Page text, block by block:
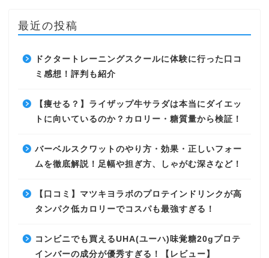
最近の投稿
ドクタートレーニングスクールに体験に行った口コ
ミ感想！評判も紹介
【痩せる？】ライザップ牛サラダは本当にダイエッ
トに向いているのか？カロリー・糖質量から検証！
バーベルスクワットのやり方・効果・正しいフォー
ムを徹底解説！足幅や担ぎ方、しゃがむ深さなど！
【口コミ】マツキヨラボのプロテインドリンクが高
タンパク低カロリーでコスパも最強すぎる！
コンビニでも買えるUHA(ユーハ)味覚糖20gプロテ
インバーの成分が優秀すぎる！【レビュー】